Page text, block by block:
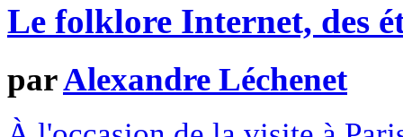
Le folklore Internet, des
parAlexandre Léchenet